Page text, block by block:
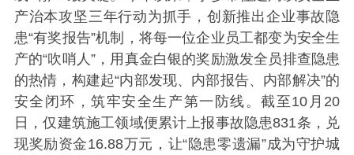
产治本攻坚三年行动为抓手，创新推出企业事故隐
患“有奖报告”机制，将每一位企业员工都变为安全生
产的“吹哨人”，用真金白银的奖励激发全员排查隐患
的热情，构建起“内部发现、内部报告、内部解决”的
安全闭环，筑牢安全生产第一防线。截至10月20
日，仅建筑施工领域便累计上报事故隐患831条，兑
现奖励资金16.88万元，让“隐患零遗漏”成为守护城